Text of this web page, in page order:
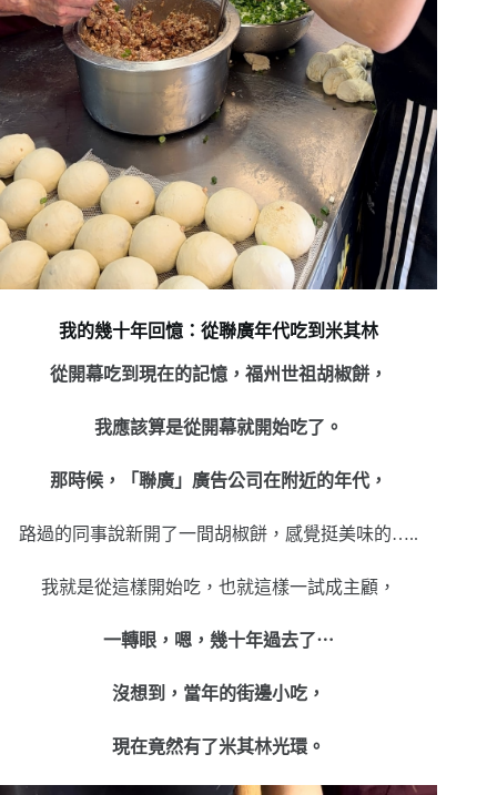
我的幾十年回憶：從聯廣年代吃到米其林
從開幕吃到現在的記憶，福州世祖胡椒餅，
我應該算是從開幕就開始吃了。
那時候， 「聯廣」廣告公司在附近的年代，
路過的同事說新開了一間胡椒餅，感覺挺美味的…..
我就是從這樣開始吃，也就這樣一試成主顧，
一轉眼， 嗯，幾十年過去了⋯
沒想到， 當年的街邊小吃，
現在竟然有了米其林光環。